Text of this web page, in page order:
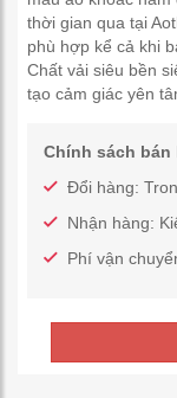
thời gian qua tại
phù hợp kể cả khi
Chất vải siêu bền
tạo cảm giác yên
Chính sách bán
Đổi hàng:
Nhận hàng:
Phí vận